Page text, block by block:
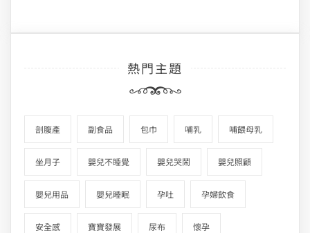
熱門主題
剖腹產 副食品 包巾 哺乳 哺餵母乳
坐月子 嬰兒不睡覺 嬰兒哭鬧 嬰兒照顧
嬰兒用品 嬰兒睡眠 孕吐 孕婦飲食
安全感 寶寶發展 尿布 懷孕